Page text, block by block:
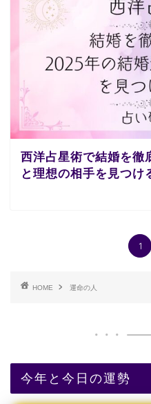
西洋占星術で結婚を徹
と理想の相手を見つけ
1
HOME 運命の人
今年と今日の運勢